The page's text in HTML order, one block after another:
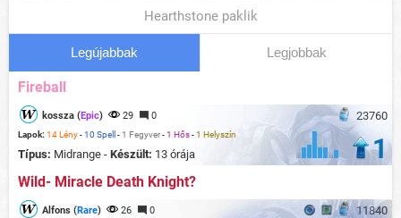
Hearthstone paklik
Legújabbak Legjobbak
Fireball
23760
kossza (Epic) 29 0
Lapok: 14 Lény-10 Spell - 1 Fegyver-1 Hős-1 Helyszín
Típus: Midrange - Készült: 13 órája 1
Wild- Miracle Death Knight?
11840
Alfons (Rare) 26 0